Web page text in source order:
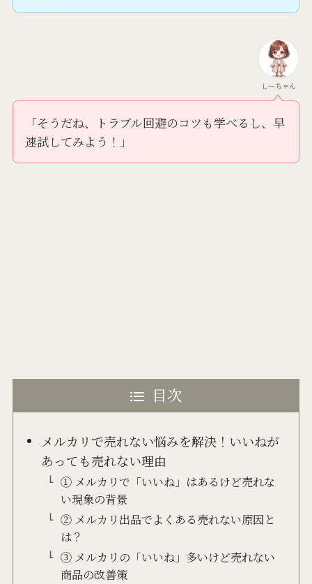
しーちゃん
「そうだね、トラブル回避のコツも学べるし、早
速試してみよう！」
目次
メルカリで売れない悩みを解決！いいねが
あっても売れない理由
① メルカリで「いいね」はあるけど売れな
い現象の背景
② メルカリ出品でよくある売れない原因と
は？
③ メルカリの「いいね」多いけど売れない
商品の改善策